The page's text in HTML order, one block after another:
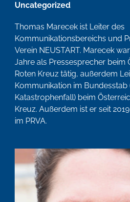
Uncategorized
Thomas Marecek ist Leiter des
Kommunikationsbereichs und
Verein NEUSTART. Marecek
Jahre als Pressesprecher beim
Roten Kreuz tätig, außerdem
Kommunikation im Bundesstab
Katastrophenfall) beim
Kreuz. Außerdem ist er seit
im PRVA.